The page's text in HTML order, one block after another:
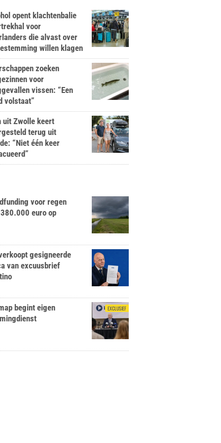
opent klachtenbalie
voor
die alvast over
willen klagen
zoeken
voor
vissen: “Een
volstaat”
uit Zwolle keert
terug uit
“Niet één keer
voor regen
euro op
gesigneerde
van excuusbrief
EXCLUSIEF
begint eigen